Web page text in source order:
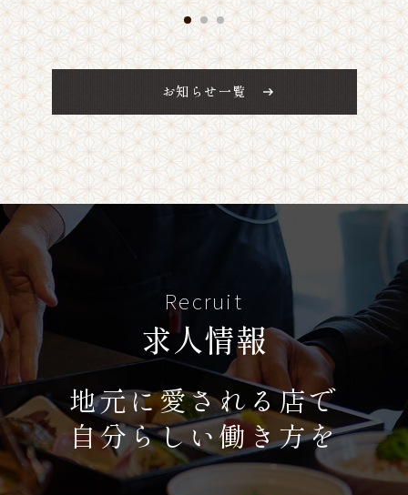
お知らせ一覧
Recruit
求人情報
地元に愛される店で
自分らしい働き方を